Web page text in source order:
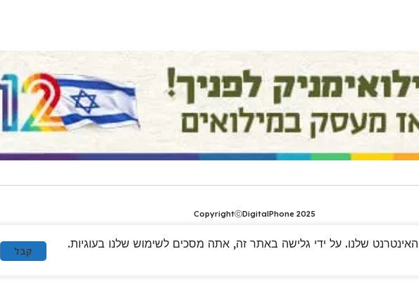
CopyrightⓒDigitalPhone 2025
שלנו. על ידי גלישה באתר זה, אתה מסכים לשימוש שלנו בעוגיות.
קבל